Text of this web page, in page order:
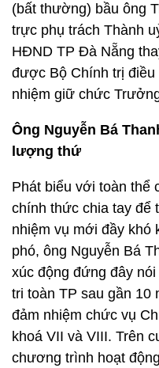
(bất thường) bầu ông
trực phụ trách Thành
HĐND TP Đà Nẵng
được Bộ Chính trị
nhiệm giữ chức
Ông Nguyễn Bá
lượng thứ
Phát biểu với toàn thể
chính thức chia tay để
nhiệm vụ mới đầy khó
phó, ông Nguyễn Bá
xúc động đứng đây
tri toàn TP sau gần 10
đảm nhiệm chức vụ
khoá VII và VIII. Trên
chương trình hoạt